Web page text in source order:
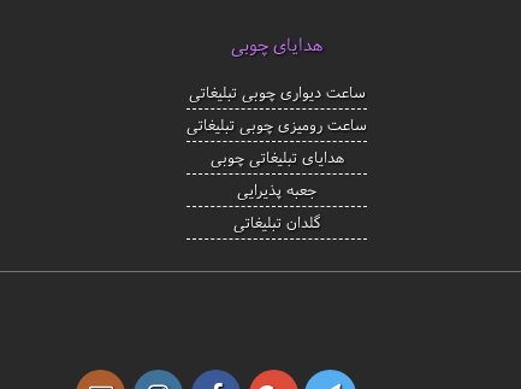
هدایای چوبی
ساعت دیواری چوبی تبلیغاتی
ساعت رومیزی چوبی تبلیغاتی
هدایای تبلیغاتی چوبی
جعبه پذیرایی
گلدان تبلیغاتی